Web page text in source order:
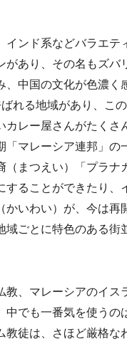
ンド系などバラエテ
あり、その名もズバ
中国の文化が色濃く
れる地域があり、この
レー屋さんがたくさ
マレーシア連邦」の
まつえい）「プラナ
ることができたり、
いわい）が、今は再
ごとに特色のある街
、マレーシアのイス
でも一番気を使うの
徒は、さほど厳格な